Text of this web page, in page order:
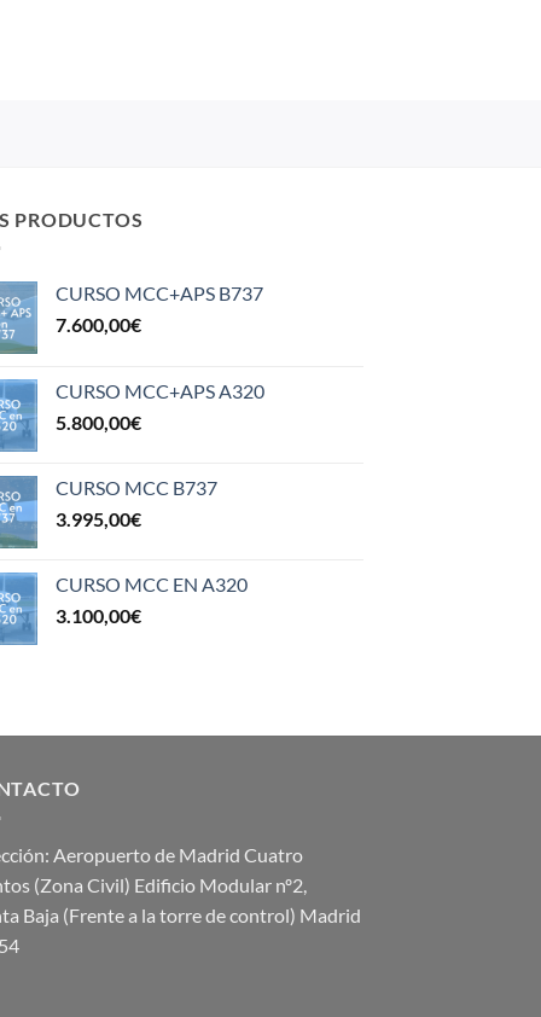
PRODUCTOS
CURSO MCC+APS B737
7.600,00€
CURSO MCC+APS A320
5.800,00€
CURSO MCC B737
3.995,00€
CURSO MCC EN A320
3.100,00€
Aeropuerto de Madrid Cuatro
(Zona Civil) Edificio Modular nº2,
Baja (Frente a la torre de control) Madrid